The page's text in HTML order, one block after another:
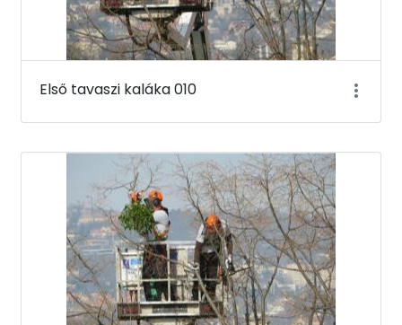
Első tavaszi kaláka 010